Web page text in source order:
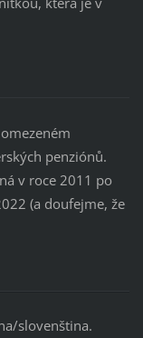
penziónů.
v roce 2011 po
(a doufejme, že
slovenština.